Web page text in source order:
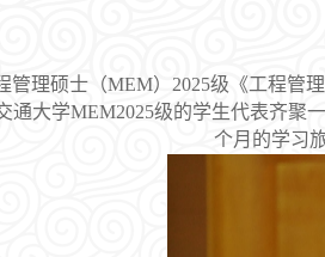
管理硕士（MEM）2025级《工程管
通大学MEM2025级的学生代表齐聚
个月的学习